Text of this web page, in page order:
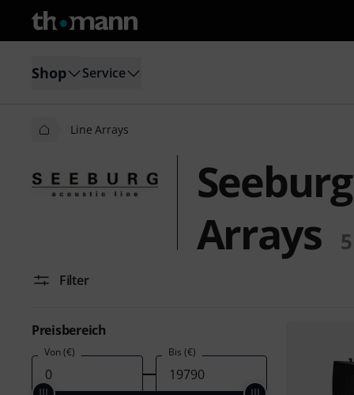
Shop Service
Line Arrays
Arrays
5
Filter
Preisbereich
Von (€) Bis (€)